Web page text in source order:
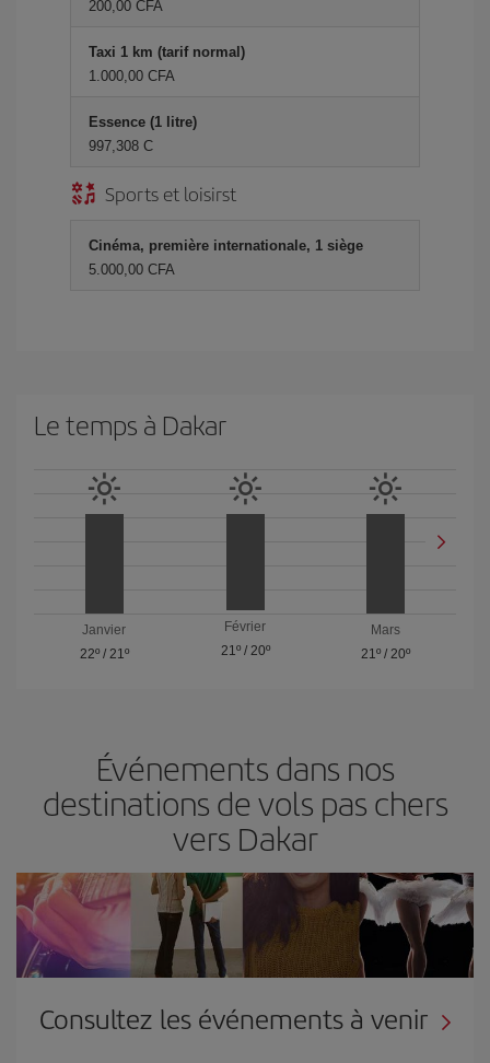
200,00 CFA
Taxi 1 km (tarif normal)
1.000,00 CFA
Essence (1 litre)
997,308 C
Sports et loisirst
Cinéma, première internationale, 1 siège
5.000,00 CFA
Le temps à Dakar
Janvier
22º/ 21º
Février
21º/ 20º
Mars
21º /20º
Événements dans nos
destinations de vols pas chers
vers Dakar
Consultez les événements à venir